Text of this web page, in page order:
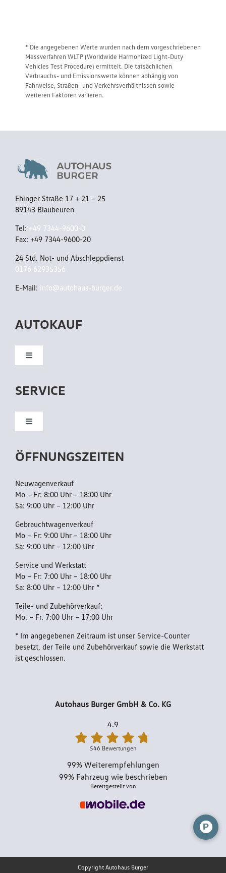
* Die angegebenen Werte wurden nach dem vorgeschriebenen
Messverfahren WLTP (Worldwide Harmonized Light-Duty
Vehicles Test Procedure) ermittelt. Die tatsächlichen
Verbrauchs- und Emissionswerte können abhängig von
Fahrweise, Straßen- und Verkehrsverhältnissen sowie
weiteren Faktoren variieren.
Ehinger Straße 17 + 21 – 25
89143 Blaubeuren
Tel: +49 7344-9600-0
Fax: +49 7344-9600-20
24 Std. Not- und Abschleppdienst
0176 62935356
E-Mail: info@autohaus-burger.de
AUTOKAUF
Toggle
Flottenkunden
SERVICE
Toggle
Kundendienst
Reparatur
Datenschutzerklärung
Barrierefreiheitserklärung
Impressum
ÖFFNUNGSZEITEN
Neuwagenverkauf
Mo – Fr: 8:00 Uhr – 18:00 Uhr
Sa: 9:00 Uhr – 12:00 Uhr
Gebrauchtwagenverkauf
Mo – Fr: 9:00 Uhr – 18:00 Uhr
Sa: 9:00 Uhr – 12:00 Uhr
Service und Werkstatt
Mo – Fr: 7:00 Uhr – 18:00 Uhr
Sa: 8:00 Uhr – 12:00 Uhr *
Teile- und Zubehörverkauf:
Mo. – Fr. 7:00 Uhr – 17:00 Uhr
* Im angegebenen Zeitraum ist unser Service-Counter
besetzt, der Teile und Zubehörverkauf sowie die Werkstatt
ist geschlossen.
Autohaus Burger GmbH & Co. KG
4.9
546 Bewertungen
99%Weiterempfehlungen
99%Fahrzeug wie beschrieben
Bereitgestellt von
Copyright Autohaus Burger
P